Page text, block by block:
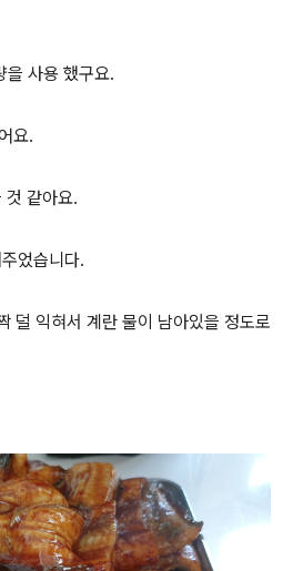
사용 했구요.
요.
것 같아요.
었습니다.
덜 익혀서 계란 물이 남아있을 정도로